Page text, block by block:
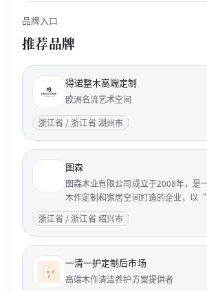
品牌入口
推荐品牌
得诺整木高端定制
欧洲名流艺术空间
浙江省 / 浙江省 湖州市
图森
图森木业有限公司成立于2008年，是
木作定制和家居空间打造的企业，以
家生活的向往”为使命，服务国内外成
户。 <p...
浙江省 / 浙江省 绍兴市
一清一护定制后市场
高端木作清洁养护方案提供者